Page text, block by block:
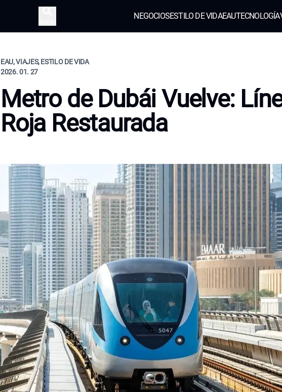
NEGOCIOSESTILO DE VIDAEAUTECNOLOGÍA
EAU, VIAJES, ESTILO DE VIDA
2026. 01. 27
Metro de Dubái Vuelve:
Roja Restaurada